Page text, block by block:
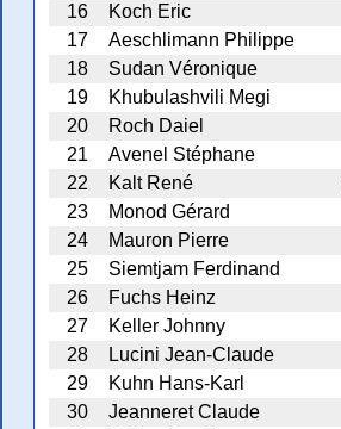
16
Koch Eric
17
Aeschlimann Philippe
18
Sudan Véronique
19
Khubulashvili Megi
20
Roch Daiel
21
Avenel Stéphane
22
Kalt René
23
Monod Gérard
24
Mauron Pierre
25
Siemtjam Ferdinand
26
Fuchs Heinz
27
Keller Johnny
28
Lucini Jean-Claude
29
Kuhn Hans-Karl
30
Jeanneret Claude